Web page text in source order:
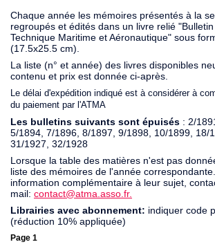
Chaque année les mémoires présentés à la
regroupés et édités dans un livre relié
Technique Maritime et Aéronautique" sous
(17.5x25.5 cm).
La liste (n° et année) des livres disponibles
contenu et prix est donnée ci-après.
Le délai d'expédition indiqué est à considérer à
du paiement par l'ATMA
Les bulletins suivants sont épuisés : 2/
5/1894, 7/1896, 8/1897, 9/1898, 10/1899, 18/
31/1927, 32/1928
Lorsque la table des matières n'est pas
liste des mémoires de l'année
information complémentaire à leur sujet,
mail: contact@atma.asso.fr.
Librairies avec abonnement: indiquer code
(réduction 10% appliquée)
Page 1